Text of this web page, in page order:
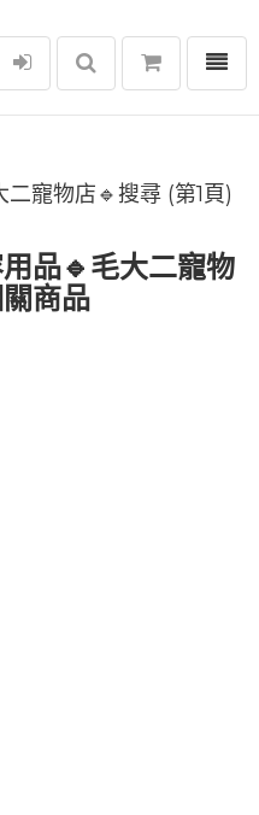
選單
寵物店🔹搜尋 (第1頁)
品🔹毛大二寵物
商品